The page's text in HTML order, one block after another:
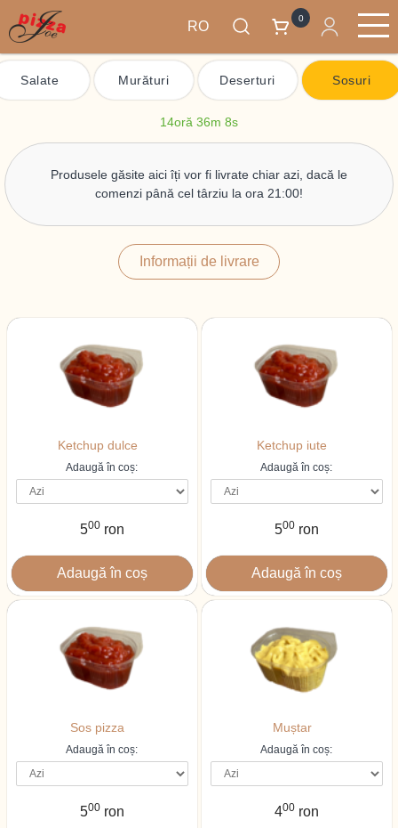
Mergi
Main
Produse
RO
0
Salate Murături Deserturi Sosuri
14oră 36m 8s
Produsele găsite aici îți vor fi livrate chiar azi, dacă le
comenzi până cel târziu la ora 21:00!
Informații de livrare
Ketchup dulce
Adaugă în coș:
500ron
Ketchup iute
Adaugă în coș:
500ron
Sos pizza
Adaugă în coș:
500ron
Muștar
Adaugă în coș:
400ron